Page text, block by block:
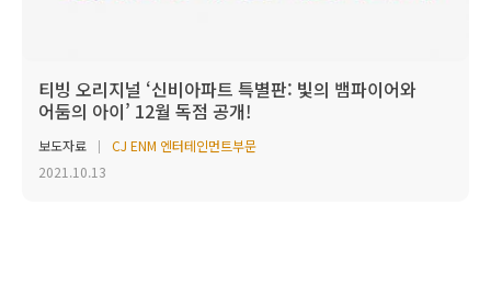
티빙 오리지널 ‘신비아파트 특별판: 빛의 뱀파이어와
어둠의 아이’ 12월 독점 공개!
보도자료
CJ ENM 엔터테인먼트부문
2021.10.13